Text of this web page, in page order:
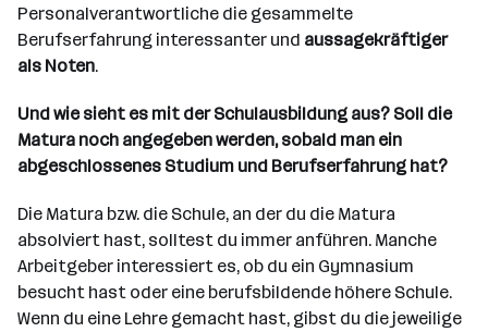
Personalverantwortliche die gesammelte
Berufserfahrung interessanter und aussagekräftiger
als Noten.
Und wie sieht es mit der Schulausbildung aus? Soll die
Matura noch angegeben werden, sobald man ein
abgeschlossenes Studium und Berufserfahrung hat?
Die Matura bzw. die Schule, an der du die Matura
absolviert hast, solltest du immer anführen. Manche
Arbeitgeber interessiert es, ob du ein Gymnasium
besucht hast oder eine berufsbildende höhere Schule.
Wenn du eine Lehre gemacht hast, gibst du die jeweilige